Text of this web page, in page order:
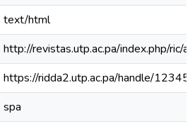
text/html
http://revistas.utp.ac.pa/index.php/ric/
https://ridda2.utp.ac.pa/handle/
spa